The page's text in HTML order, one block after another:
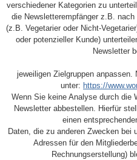
verschiedener Kategorien zu
die Newsletterempfänger z.B.
(z.B. Vegetarier oder Nicht-
oder potenzieller Kunde)
Newsletter
jeweiligen Zielgruppen
unter: https://
Wenn Sie keine Analyse durch die
Newsletter abbestellen. Hierfür
einen
Daten, die zu anderen Zwecken bei
Adressen für den
Rechnungserstellung)